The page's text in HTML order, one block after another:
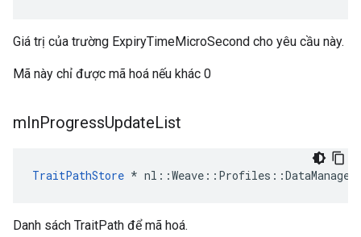
Giá trị của trường ExpiryTimeMicroSecond cho yêu cầu này.
Mã này chỉ được mã hoá nếu khác 0
mInProgressUpdateList
TraitPathStore *
Danh sách TraitPath để mã hoá.